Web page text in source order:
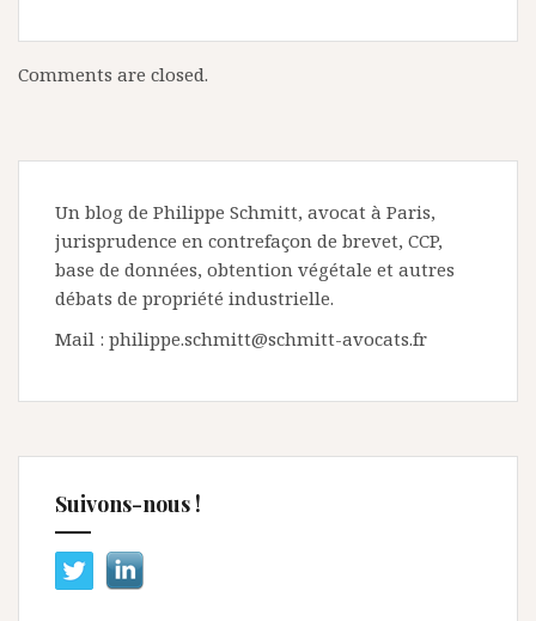
Comments are closed.
Un blog de Philippe Schmitt, avocat à Paris,
jurisprudence en contrefaçon de brevet, CCP,
base de données, obtention végétale et autres
débats de propriété industrielle.
Mail : philippe.schmitt@schmitt-avocats.fr
Suivons-nous !